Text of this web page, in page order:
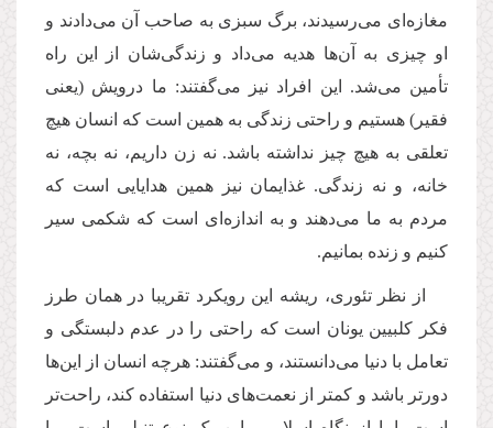
مغازه‌ای می‌رسیدند، برگ سبزی به صاحب آن می‌دادند و
او چیزی به آن‌ها هدیه می‌داد و زندگی‌شان از این راه
تأمین می‌شد. این افراد نیز می‌گفتند: ما درویش (یعنی
فقیر) هستیم و راحتی زندگی به همین است که انسان هیچ
تعلقی به هیچ چیز نداشته باشد. نه زن داریم، نه بچه، نه
خانه، و نه زندگی. غذایمان نیز همین هدایایی است که
مردم به ما می‌دهند و به اندازه‌ای است که شکمی سیر
کنیم و زنده بمانیم.
از نظر تئوری، ریشه‌ این رویکرد تقریبا در همان طرز
فکر کلبیین یونان است که راحتی را در عدم دلبستگی و
تعامل با دنیا می‌دانستند، و می‌گفتند: هرچه انسان از این‌ها
دورتر باشد و کمتر از نعمت‌های دنیا استفاده کند، راحتتر